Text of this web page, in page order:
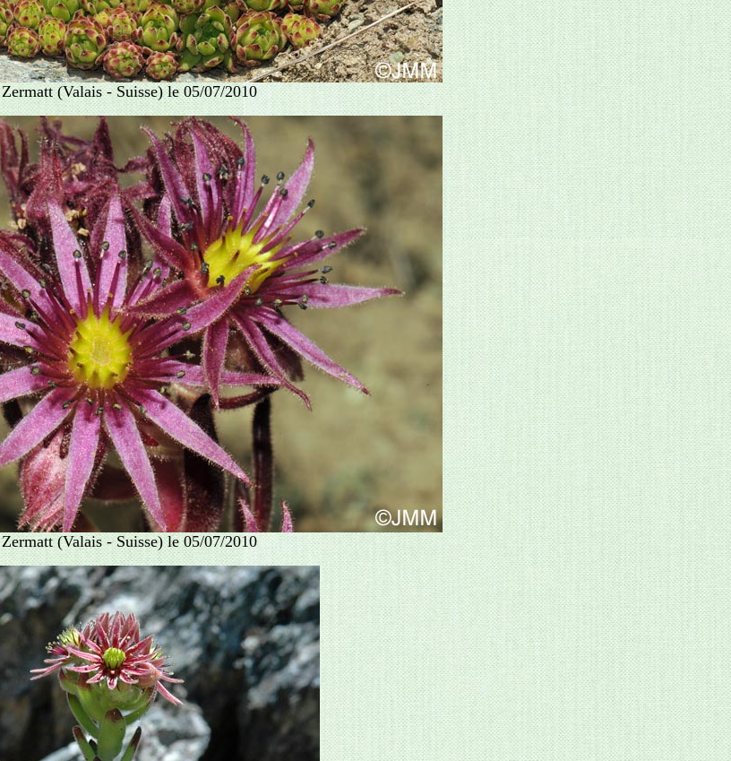
Zermatt (Valais - Suisse) le 05/07/2010
Zermatt (Valais - Suisse) le 05/07/2010